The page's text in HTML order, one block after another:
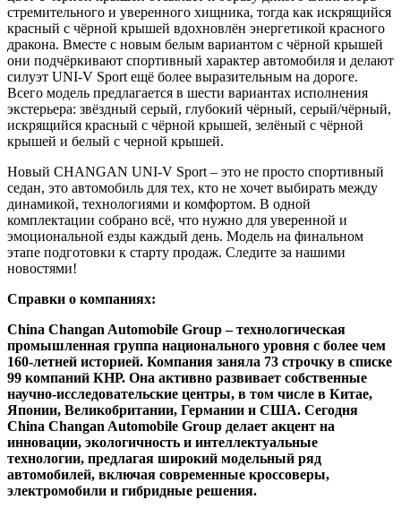
стремительного и уверенного хищника, тогда как искрящийся
красный с чёрной крышей вдохновлён энергетикой красного
дракона. Вместе с новым белым вариантом с чёрной крышей
они подчёркивают спортивный характер автомобиля и делают
силуэт UNI-V Sport ещё более выразительным на дороге.
Всего модель предлагается в шести вариантах исполнения
экстерьера: звёздный серый, глубокий чёрный, серый/чёрный,
искрящийся красный с чёрной крышей, зелёный с чёрной
крышей и белый с черной крышей.
Новый CHANGAN UNI-V Sport – это не просто спортивный
седан, это автомобиль для тех, кто не хочет выбирать между
динамикой, технологиями и комфортом. В одной
комплектации собрано всё, что нужно для уверенной и
эмоциональной езды каждый день. Модель на финальном
этапе подготовки к старту продаж. Следите за нашими
новостями!
Справки о компаниях:
China Changan Automobile Group – технологическая
промышленная группа национального уровня с более чем
160-летней историей. Компания заняла 73 строчку в списке
99 компаний КНР. Она активно развивает собственные
научно-исследовательские центры, в том числе в Китае,
Японии, Великобритании, Германии и США. Сегодня
China Changan Automobile Group делает акцент на
инновации, экологичность и интеллектуальные
технологии, предлагая широкий модельный ряд
автомобилей, включая современные кроссоверы,
электромобили и гибридные решения.